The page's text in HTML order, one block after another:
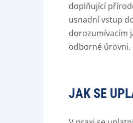
doplňující
usnadní vstup
dorozumívacím
odborné úrovni.
JAK SE